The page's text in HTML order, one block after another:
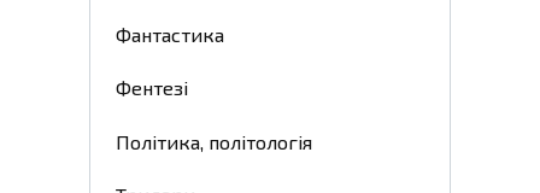
Фантастика
Фентезі
Політика, політологія